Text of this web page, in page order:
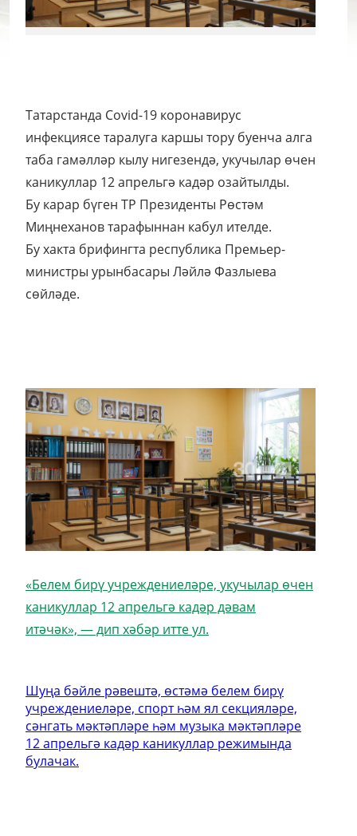
Татарстанда Соvid-19 коронавирус
инфекциясе таралуга каршы тору буенча алга
таба гамәлләр кылу нигезендә, укучылар өчен
каникуллар 12 апрельгә кадәр озайтылды.
Бу карар бүген ТР Президенты Рөстәм
Миңнеханов тарафыннан кабул ителде.
Бу хакта брифингта республика Премьер-
министры урынбасары Ләйлә Фазлыева
сөйләде.
«Белем бирү учреждениеләре, укучылар өчен
каникуллар 12 апрельгә кадәр дәвам
итәчәк», — дип хәбәр итте ул.
Шуңа бәйле рәвештә, өстәмә белем бирү
учреждениеләре, спорт һәм ял секцияләре,
сәнгать мәктәпләре һәм музыка мәктәпләре
12 апрельгә кадәр каникуллар режимында
булачак.